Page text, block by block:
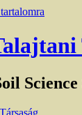
Science